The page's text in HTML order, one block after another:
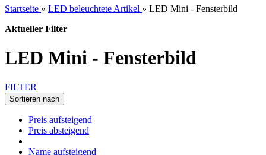
Startseite » LED beleuchtete Artikel » LED Mini - Fensterbild
Aktueller Filter
LED Mini - Fensterbild
FILTER
Sortieren nach
Preis aufsteigend
Preis absteigend
Name aufsteigend